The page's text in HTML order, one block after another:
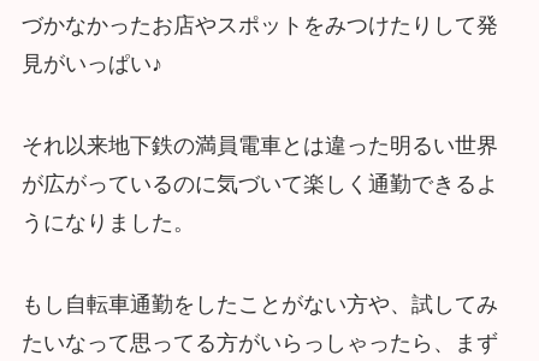
づかなかったお店やスポットをみつけたりして発
見がいっぱい♪
それ以来地下鉄の満員電車とは違った明るい世界
が広がっているのに気づいて楽しく通勤できるよ
うになりました。
もし自転車通勤をしたことがない方や、試してみ
たいなって思ってる方がいらっしゃったら、まず